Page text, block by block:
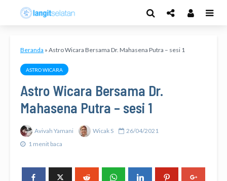
Beranda » Astro Wicara Bersama Dr. Mahasena Putra – sesi 1
ASTRO WICARA
Astro Wicara Bersama Dr.
Mahasena Putra – sesi 1
Avivah Yamani Wicak S
26/04/2021
1 menit baca